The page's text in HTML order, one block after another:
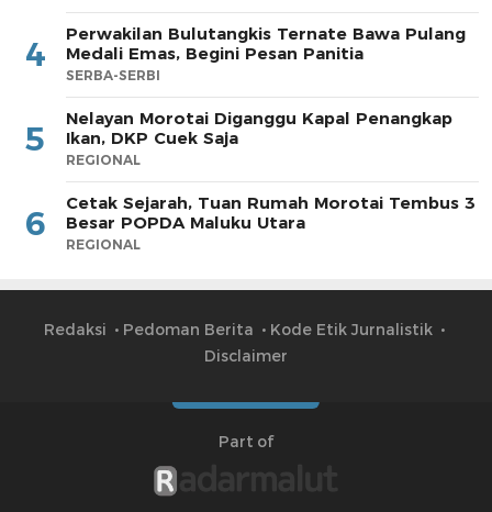
4
Perwakilan Bulutangkis Ternate Bawa Pulang
Medali Emas, Begini Pesan Panitia
SERBA-SERBI
5
Nelayan Morotai Diganggu Kapal Penangkap
Ikan, DKP Cuek Saja
REGIONAL
6
Cetak Sejarah, Tuan Rumah Morotai Tembus 3
Besar POPDA Maluku Utara
REGIONAL
Redaksi Pedoman Berita
Kode Etik Jurnalistik
Disclaimer
Part of